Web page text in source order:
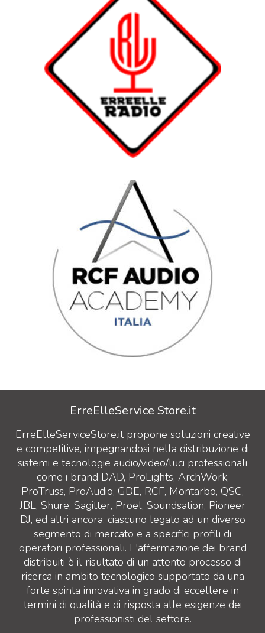
ErreElleService Store.it
ErreElleServiceStore.it propone soluzioni creative
e competitive, impegnandosi nella distribuzione di
sistemi e tecnologie audio/video/luci professionali
come i brand DAD, ProLights, ArchWork,
ProTruss, ProAudio, GDE, RCF, Montarbo, QSC,
JBL, Shure, Sagitter, Proel, Soundsation, Pioneer
DJ, ed altri ancora, ciascuno legato ad un diverso
segmento di mercato e a specifici profili di
operatori professionali. L'affermazione dei brand
distribuiti è il risultato di un attento processo di
ricerca in ambito tecnologico supportato da una
forte spinta innovativa in grado di eccellere in
termini di qualità e di risposta alle esigenze dei
professionisti del settore.